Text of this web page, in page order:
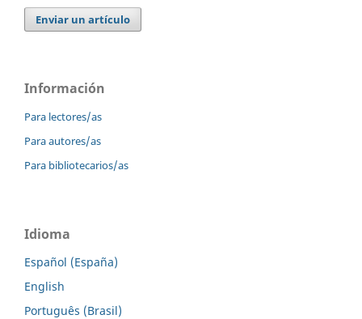
Enviar un artículo
Información
Para lectores/as
Para autores/as
Para bibliotecarios/as
Idioma
Español (España)
English
Português (Brasil)